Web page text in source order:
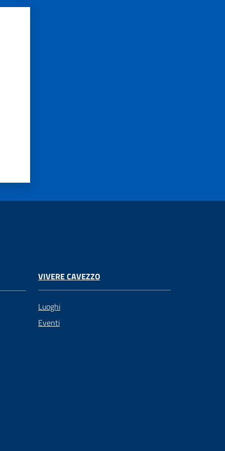
VIVERE CAVEZZO
Luoghi
Eventi